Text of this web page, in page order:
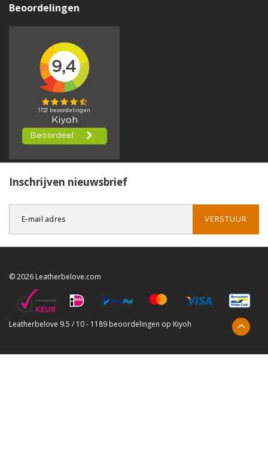
Beoordelingen
Inschrijven nieuwsbrief
VERSTUUR
© 2026 Leatherbelove.com
Leatherbelove 9.5 / 10- 1189 beoordelingen op Kiyoh